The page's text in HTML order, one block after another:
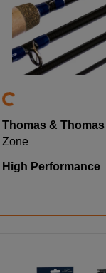
Thomas & Thomas
Zone
High Performance